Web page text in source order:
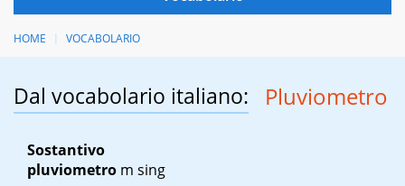
HOME VOCABOLARIO
Dal vocabolario italiano: Pluviometro
Sostantivo
pluviometro m sing